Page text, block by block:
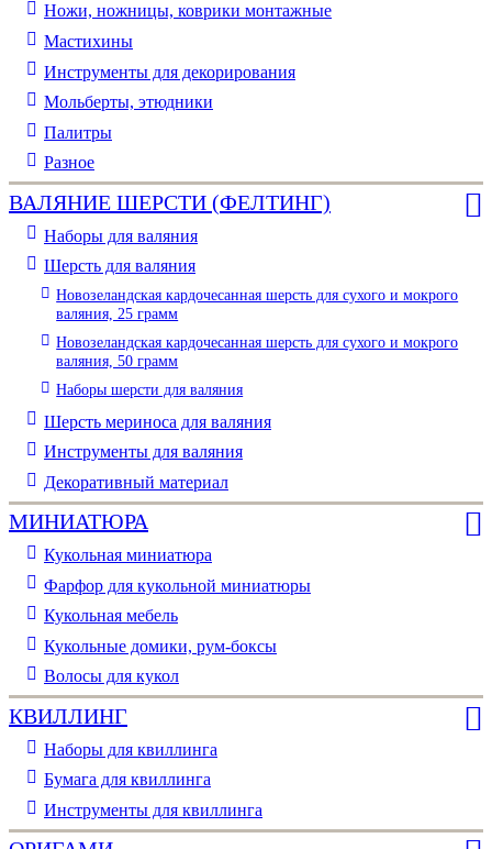
Ножи, ножницы, коврики монтажные
Мастихины
Инструменты для декорирования
Мольберты, этюдники
Палитры
Разное
ВАЛЯНИЕ ШЕРСТИ (ФЕЛТИНГ)
Наборы для валяния
Шерсть для валяния
Новозеландская кардочесанная шерсть для сухого и мокрого
валяния, 25 грамм
Новозеландская кардочесанная шерсть для сухого и мокрого
валяния, 50 грамм
Наборы шерсти для валяния
Шерсть мериноса для валяния
Инструменты для валяния
Декоративный материал
МИНИАТЮРА
Кукольная миниатюра
Фарфор для кукольной миниатюры
Кукольная мебель
Кукольные домики, рум-боксы
Волосы для кукол
КВИЛЛИНГ
Наборы для квиллинга
Бумага для квиллинга
Инструменты для квиллинга